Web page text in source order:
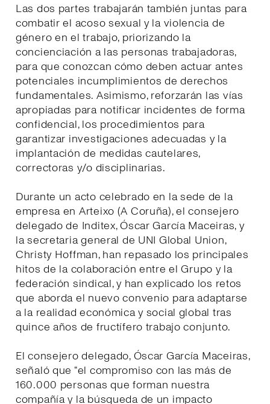
Las dos partes trabajarán también juntas para
combatir el acoso sexual y la violencia de
género en el trabajo, priorizando la
concienciación a las personas trabajadoras,
para que conozcan cómo deben actuar antes
potenciales incumplimientos de derechos
fundamentales. Asimismo, reforzarán las vías
apropiadas para notificar incidentes de forma
confidencial, los procedimientos para
garantizar investigaciones adecuadas y la
implantación de medidas cautelares,
correctoras y/o disciplinarias.
Durante un acto celebrado en la sede de la
empresa en Arteixo (A Coruña), el consejero
delegado de Inditex, Óscar García Maceiras, y
la secretaria general de UNI Global Union,
Christy Hoffman, han repasado los principales
hitos de la colaboración entre el Grupo y la
federación sindical, y han explicado los retos
que aborda el nuevo convenio para adaptarse
a la realidad económica y social global tras
quince años de fructífero trabajo conjunto.
El consejero delegado, Óscar García Maceiras,
señaló que “el compromiso con las más de
160.000 personas que forman nuestra
compañía y la búsqueda de un impacto